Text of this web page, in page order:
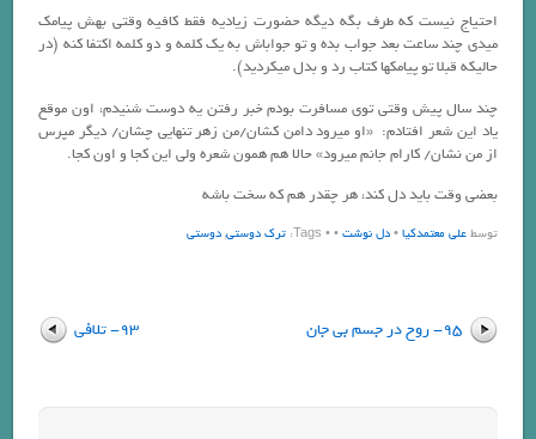
احتیاج نیست که طرف بگه دیگه حضورت زیادیه فقط کافیه وقتی بهش پیامک
میدی چند ساعت بعد جواب بده و تو جواباش به یک کلمه و دو کلمه اکتفا کنه (در
حالیکه قبلا تو پیامکها کتاب رد و بدل میکردید).
چند سال پیش وقتی توی مسافرت بودم خبر رفتن یه دوست شنیدم، اون موقع
یاد این شعر افتادم: «او میرود دامن کشان/من زهر تنهایی چشان/ دیگر مپرس
از من نشان/ کارام جانم میرود» حالا هم همون شعره ولی این کجا و اون کجا.
بعضی وقت باید دل کند، هر چقدر هم که سخت باشه
توسطعلی معتمدکیا• دل نوشت•
• Tags: ترک دوستی,دوستی
93- تلافی 95- روح در جسم بی جان